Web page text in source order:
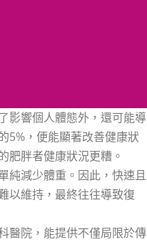
影響個人體態外，還可能導
5%，便能顯著改善健康狀
肥胖者健康狀況更糟。
純減少體重。因此，快速且
以維持，最終往往導致復
醫院，能提供不僅局限於傳